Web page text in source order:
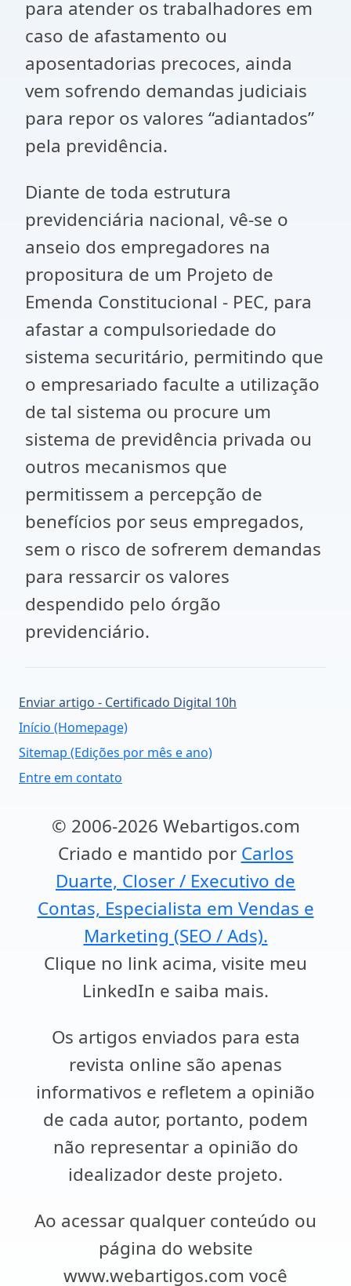
para atender os trabalhadores em
caso de afastamento ou
aposentadorias precoces, ainda
vem sofrendo demandas judiciais
para repor os valores “adiantados”
pela previdência.
Diante de toda estrutura
previdenciária nacional, vê-se o
anseio dos empregadores na
propositura de um Projeto de
Emenda Constitucional - PEC, para
afastar a compulsoriedade do
sistema securitário, permitindo que
o empresariado faculte a utilização
de tal sistema ou procure um
sistema de previdência privada ou
outros mecanismos que
permitissem a percepção de
benefícios por seus empregados,
sem o risco de sofrerem demandas
para ressarcir os valores
despendido pelo órgão
previdenciário.
Enviar artigo - Certificado Digital 10h
Início (Homepage)
Sitemap (Edições por mês e ano)
Entre em contato
© 2006-2026 Webartigos.com
Criado e mantido por Carlos
Duarte, Closer / Executivo de
Contas, Especialista em Vendas e
Marketing (SEO / Ads).
Clique no link acima, visite meu
LinkedIn e saiba mais.
Os artigos enviados para esta
revista online são apenas
informativos e refletem a opinião
de cada autor, portanto, podem
não representar a opinião do
idealizador deste projeto.
Ao acessar qualquer conteúdo ou
página do website
www.webartigos.com você